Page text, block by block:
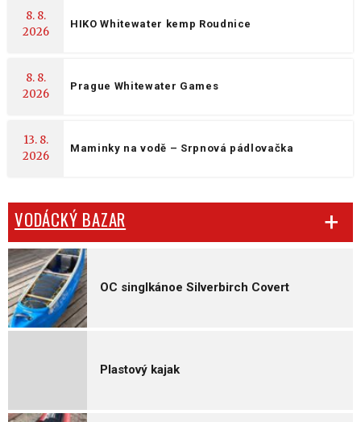
8. 8.
2026
HIKO Whitewater kemp Roudnice
8. 8.
2026
Prague Whitewater Games
13. 8.
2026
Maminky na vodě – Srpnová pádlovačka
VODÁCKÝ BAZAR
OC singlkánoe Silverbirch Covert
Plastový kajak